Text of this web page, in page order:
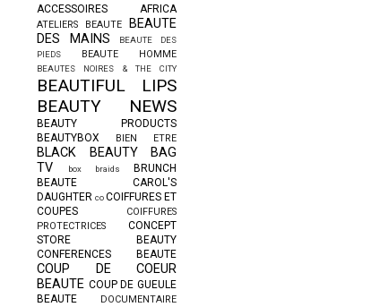
ACCESSOIRES AFRICA
ATELIERS BEAUTE
BEAUTE
DES MAINS
BEAUTE DES
PIEDS
BEAUTE HOMME
BEAUTES NOIRES & THE CITY
BEAUTIFUL LIPS
BEAUTY NEWS
BEAUTY PRODUCTS
BEAUTYBOX
BIEN ETRE
BLACK BEAUTY BAG
TV
box braids
BRUNCH
BEAUTE
CAROL'S
DAUGHTER coCOIFFURES ET
COUPES
COIFFURES
PROTECTRICES
CONCEPT
STORE BEAUTY
CONFERENCES BEAUTE
COUP DE COEUR
BEAUTE COUP DE GUEULE
BEAUTE
DOCUMENTAIRE